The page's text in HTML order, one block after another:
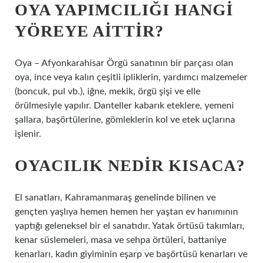
OYA YAPIMCILIĞI HANGI
YÖREYE AITTIR?
Oya – Afyonkarahisar Örgü sanatının bir parçası olan
oya, ince veya kalın çeşitli ipliklerin, yardımcı malzemeler
(boncuk, pul vb.), iğne, mekik, örgü şişi ve elle
örülmesiyle yapılır. Danteller kabarık eteklere, yemeni
şallara, başörtülerine, gömleklerin kol ve etek uçlarına
işlenir.
OYACILIK NEDIR KISACA?
El sanatları, Kahramanmaraş genelinde bilinen ve
gençten yaşlıya hemen hemen her yaştan ev hanımının
yaptığı geleneksel bir el sanatıdır. Yatak örtüsü takımları,
kenar süslemeleri, masa ve sehpa örtüleri, battaniye
kenarları, kadın giyiminin eşarp ve başörtüsü kenarları ve